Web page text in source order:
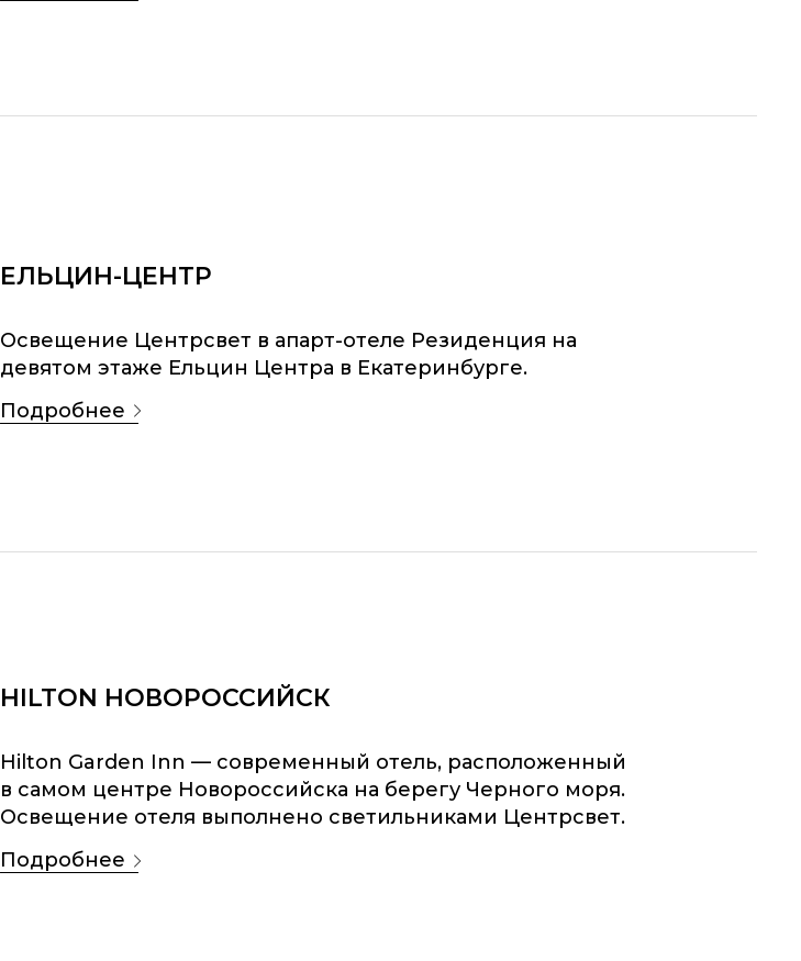
ЕЛЬЦИН-ЦЕНТР
Освещение Центрсвет в апарт-отеле Резиденция на
девятом этаже Ельцин Центра в Екатеринбурге.
подробнее
HILTON НОВОРОССИЙСК
Hilton Garden Inn — современный отель, расположенный
в самом центре Новороссийска на берегу Черного моря.
Освещение отеля выполнено светильниками Центрсвет.
подробнее